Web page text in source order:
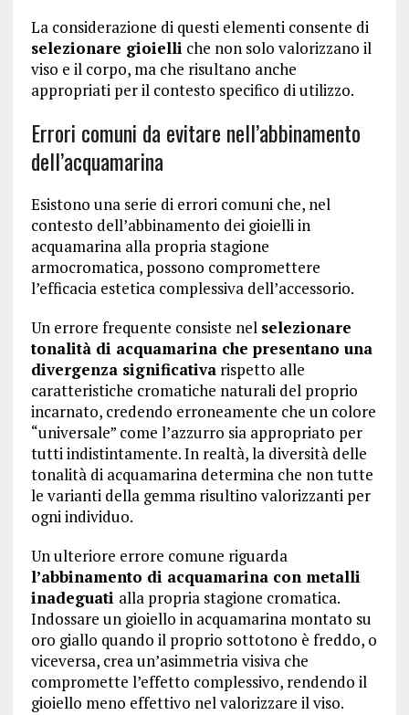
La considerazione di questi elementi consente di
selezionare gioielli che non solo valorizzano il
viso e il corpo, ma che risultano anche
appropriati per il contesto specifico di utilizzo.
Errori comuni da evitare nell’abbinamento
dell’acquamarina
Esistono una serie di errori comuni che, nel
contesto dell’abbinamento dei gioielli in
acquamarina alla propria stagione
armocromatica, possono compromettere
l’efficacia estetica complessiva dell’accessorio.
Un errore frequente consiste nel selezionare
tonalità di acquamarina che presentano una
divergenza significativarispetto alle
caratteristiche cromatiche naturali del proprio
incarnato, credendo erroneamente che un colore
“universale” come l’azzurro sia appropriato per
tutti indistintamente. In realtà, la diversità delle
tonalità di acquamarina determina che non tutte
le varianti della gemma risultino valorizzanti per
ogni individuo.
Un ulteriore errore comune riguarda
l’abbinamento di acquamarina con metalli
inadeguati alla propria stagione cromatica.
Indossare un gioiello in acquamarina montato su
oro giallo quando il proprio sottotono è freddo, o
viceversa, crea un’asimmetria visiva che
compromette l’effetto complessivo, rendendo il
gioiello meno effettivo nel valorizzare il viso.